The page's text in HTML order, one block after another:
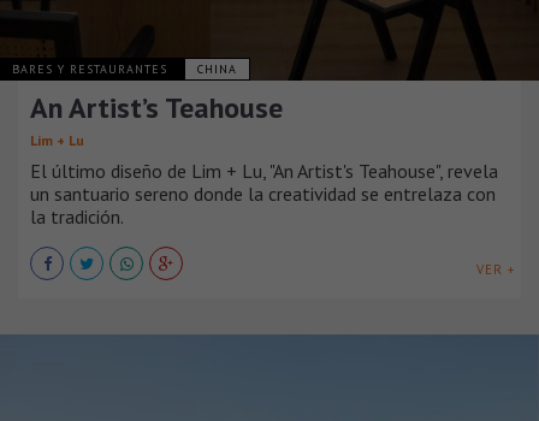
BARES Y RESTAURANTES CHINA
An Artist’s Teahouse
Lim + Lu
El último diseño de Lim + Lu, "An Artist's Teahouse", revela
un santuario sereno donde la creatividad se entrelaza con
la tradición.
VER +